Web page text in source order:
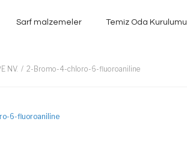
Sarf malzemeler Temiz Oda Kurulumu
NV. 2-Bromo-4-chloro-6-fluoroaniline